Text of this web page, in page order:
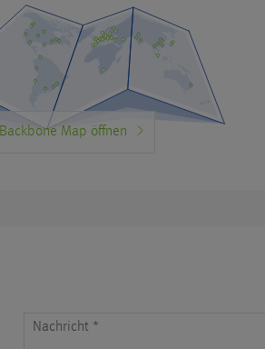
Backbone Map öffnen
Nachricht *